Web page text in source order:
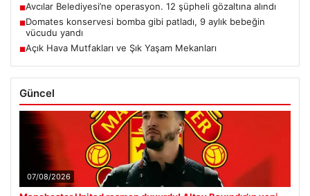
■Avcılar Belediyesi’ne operasyon. 12 şüpheli gözaltına alındı
■Domates konservesi bomba gibi patladı, 9 aylık bebeğin
vücudu yandı
■Açık Hava Mutfakları ve Şık Yaşam Mekanları
Güncel
07/08/2026